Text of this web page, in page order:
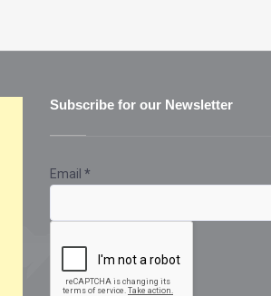
Subscribe for our Newsletter
Email *